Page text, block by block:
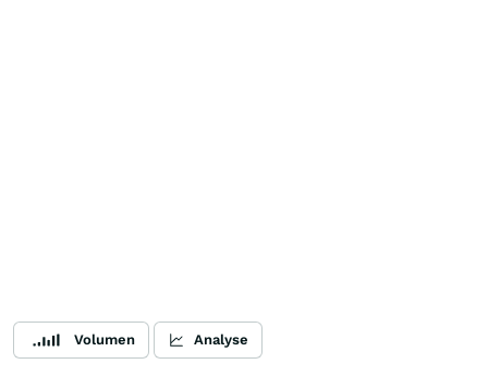
Volumen Analyse